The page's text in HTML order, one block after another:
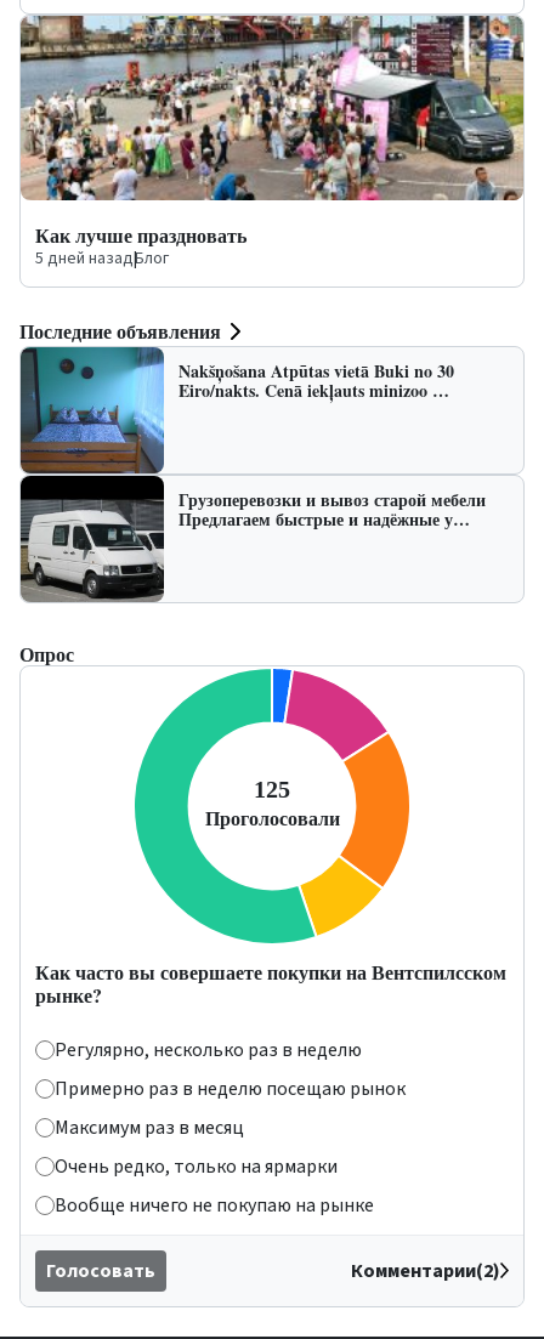
Как лучше праздновать
5 дней назад|Блог
Последние объявления
Nakšņošana Atpūtas vietā Buki no 30
Eiro/nakts. Cenā iekļauts minizoo …
Грузоперевозки и вывоз старой мебели
Предлагаем быстрые и надёжные у…
Опрос
Как часто вы совершаете покупки на Вентспилсском
рынке?
Регулярно, несколько раз в неделю
Примерно раз в неделю посещаю рынок
Максимум раз в месяц
Очень редко, только на ярмарки
Вообще ничего не покупаю на рынке
Голосовать Комментарии(2)